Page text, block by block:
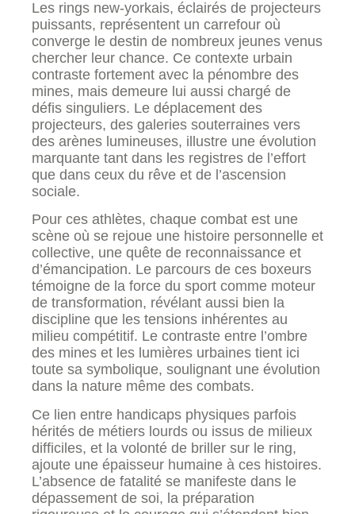
Les rings new-yorkais, éclairés de projecteurs
puissants, représentent un carrefour où
converge le destin de nombreux jeunes venus
chercher leur chance. Ce contexte urbain
contraste fortement avec la pénombre des
mines, mais demeure lui aussi chargé de
défis singuliers. Le déplacement des
projecteurs, des galeries souterraines vers
des arènes lumineuses, illustre une évolution
marquante tant dans les registres de l’effort
que dans ceux du rêve et de l’ascension
sociale.
Pour ces athlètes, chaque combat est une
scène où se rejoue une histoire personnelle et
collective, une quête de reconnaissance et
d’émancipation. Le parcours de ces boxeurs
témoigne de la force du sport comme moteur
de transformation, révélant aussi bien la
discipline que les tensions inhérentes au
milieu compétitif. Le contraste entre l’ombre
des mines et les lumières urbaines tient ici
toute sa symbolique, soulignant une évolution
dans la nature même des combats.
Ce lien entre handicaps physiques parfois
hérités de métiers lourds ou issus de milieux
difficiles, et la volonté de briller sur le ring,
ajoute une épaisseur humaine à ces histoires.
L’absence de fatalité se manifeste dans le
dépassement de soi, la préparation